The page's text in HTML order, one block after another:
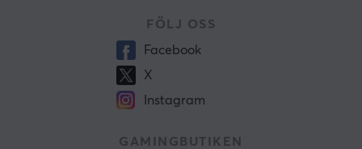
FÖLJ OSS
Facebook
X
Instagram
GAMINGBUTIKEN